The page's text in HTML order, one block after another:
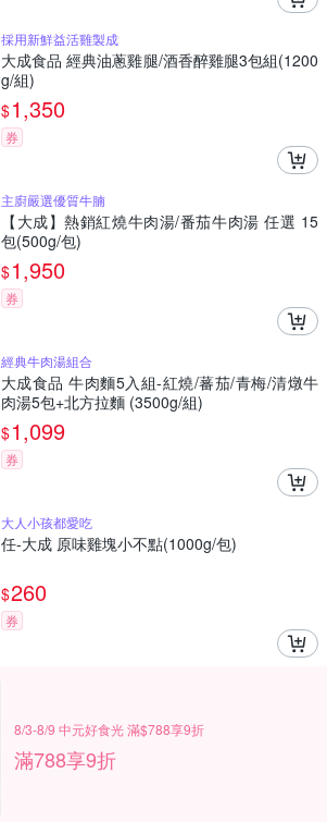
採用新鮮益活雞製成
大成食品 經典油蔥雞腿/酒香醉雞腿3包組(1200
g/組)
$1,350
券
主廚嚴選優質牛腩
【大成】熱銷紅燒牛肉湯/番茄牛肉湯 任選 15
包(500g/包)
$1,950
券
經典牛肉湯組合
大成食品 牛肉麵5入組-紅燒/蕃茄/青梅/清燉牛
肉湯5包+北方拉麵 (3500g/組)
$1,099
券
大人小孩都愛吃
任-大成 原味雞塊小不點(1000g/包)
$260
券
8/3-8/9 中元好食光 滿$788享9折
滿788享9折